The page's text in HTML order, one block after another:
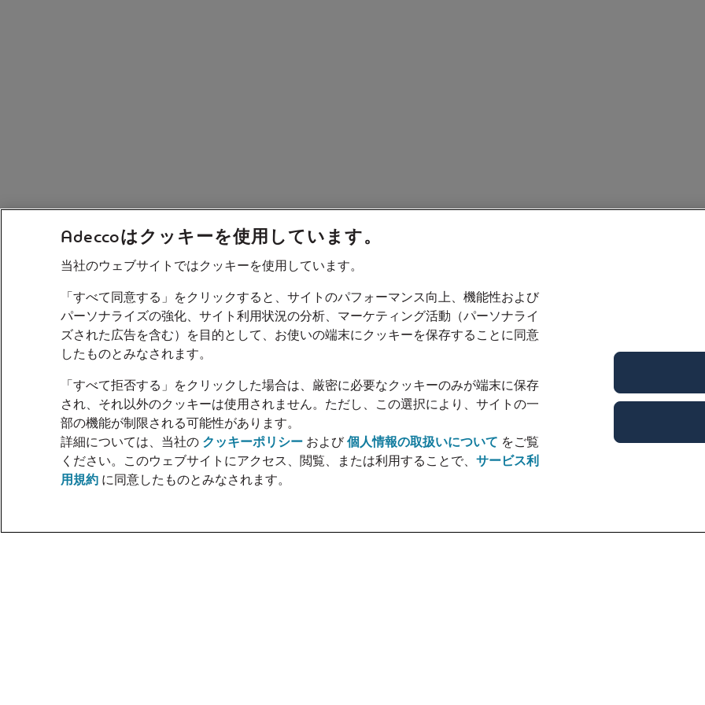
Adeccoはクッキーを使用しています。
当社のウェブサイトではクッキーを使用しています。
「すべて同意する」をクリックすると、サイトのパフォーマンス向上、機能性および
パーソナライズの強化、サイト利用状況の分析、マーケティング活動（パーソナライ
ズされた広告を含む）を目的として、お使いの端末にクッキーを保存することに同意
したものとみなされます。
「すべて拒否する」をクリックした場合は、厳密に必要なクッキーのみが端末に保存
され、それ以外のクッキーは使用されません。ただし、この選択により、サイトの一
部の機能が制限される可能性があります。
詳細については、当社の クッキーポリシー および個人情報の取扱いについて をご覧
ください。このウェブサイトにアクセス、閲覧、または利用することで、 サービス利
用規約 に同意したものとみなされます。